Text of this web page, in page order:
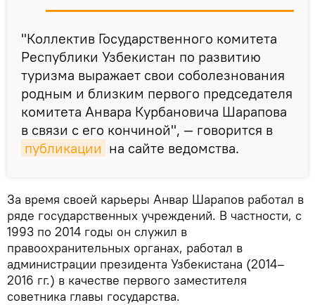
"Коллектив Государственного комитета
Республики Узбекистан по развитию
туризма выражает свои соболезнования
родным и близким первого председателя
комитета Анвара Курбановича Шарапова
в связи с его кончиной", — говорится в
публикации на сайте ведомства.
За время своей карьеры Анвар Шарапов работал в
ряде государственных учреждений. В частности, с
1993 по 2014 годы он служил в
правоохранительных органах, работал в
администрации президента Узбекистана (2014–
2016 гг.) в качестве первого заместителя
советника главы государства.